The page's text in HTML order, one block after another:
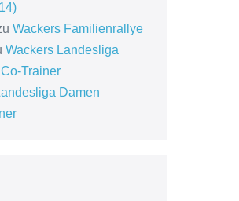
Wackers Familienrallye
Wackers Landesliga
Trainer
Damen